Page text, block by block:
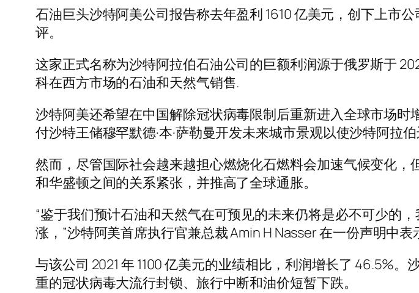
石油巨头沙特阿美公司报告称去年盈利 1610 亿美元，创下上市
评。
这家正式名称为沙特阿拉伯石油公司的巨额利润源于俄罗斯于
科在西方市场的石油和天然气销售.
沙特阿美还希望在中国解除冠状病毒限制后重新进入全球市场
付沙特王储穆罕默德·本·萨勒曼开发未来城市景观以使沙特阿拉伯
然而，尽管国际社会越来越担心燃烧化石燃料会加速气候变化
和华盛顿之间的关系紧张，并推高了全球通胀。
“鉴于我们预计石油和天然气在可预见的未来仍将是必不可少的
涨，”沙特阿美首席执行官兼总裁 Amin H Nasser 在一份声明中表
与该公司 2021 年 1100 亿美元的业绩相比，利润增长了 46.5%
重的冠状病毒大流行封锁、旅行中断和油价短暂下跌。